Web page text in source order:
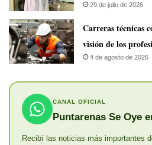
29 de julio de 2026
Carreras técnicas
visión de los
4 de agosto de 2026
CANAL OFICIAL
Puntarenas Se Oye
Recibí las noticias más importantes